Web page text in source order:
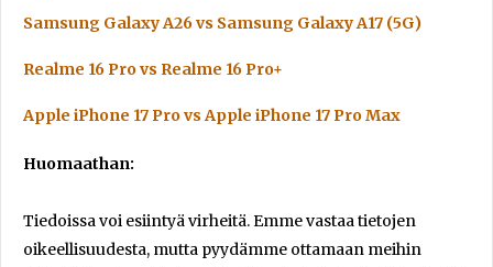
Samsung Galaxy A26 vs Samsung Galaxy A17 (5G)
Realme 16 Pro vs Realme 16 Pro+
Apple iPhone 17 Pro vs Apple iPhone 17 Pro Max
Huomaathan:
Tiedoissa voi esiintyä virheitä. Emme vastaa tietojen
oikeellisuudesta, mutta pyydämme ottamaan meihin